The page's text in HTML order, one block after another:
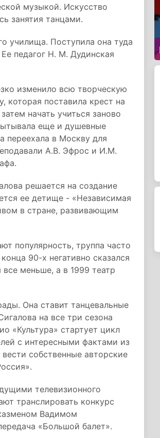
музыкой. Искусство
занятия танцами.
училища. Поступила она туда
педагог Н. М. Дудинская
изменило всю творческую
которая поставила крест на
начать учиться заново
еще и душевные
переехала в Москву для
А.В. Эфрос и И.М.
решается на создание
ее детище - «Независимая
в стране, развивающим
популярность, труппа часто
90-х негативно сказался
меньше, а в 1999 театр
Она ставит танцевальные
на все три сезона
«Культура» стартует цикл
с интересными фактами из
собственные авторские
телевизионного
транслировать конкурс
Вадимом
«Большой балет».